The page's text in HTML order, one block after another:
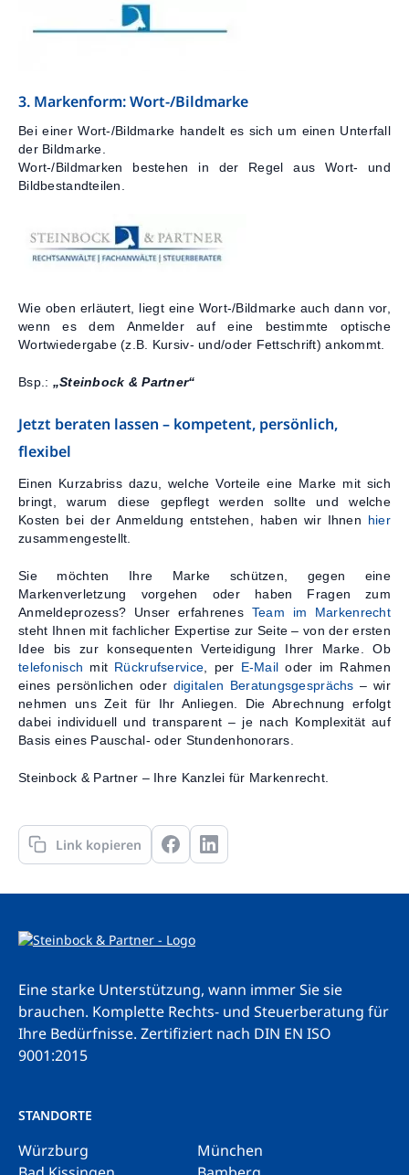
3. Markenform: Wort-/Bildmarke
Bei einer Wort-/Bildmarke handelt es sich um einen Unterfall
der Bildmarke.
Wort-/Bildmarken bestehen in der Regel aus Wort- und
Bildbestandteilen.
Wie oben erläutert, liegt eine Wort-/Bildmarke auch dann vor,
wenn es dem Anmelder auf eine bestimmte optische
Wortwiedergabe (z.B. Kursiv- und/oder Fettschrift) ankommt.
Bsp.: „Steinbock & Partner“
Jetzt beraten lassen – kompetent, persönlich,
flexibel
Einen Kurzabriss dazu, welche Vorteile eine Marke mit sich
bringt, warum diese gepflegt werden sollte und welche
Kosten bei der Anmeldung entstehen, haben wir Ihnen hier
zusammengestellt.
Sie möchten Ihre Marke schützen, gegen eine
Markenverletzung vorgehen oder haben Fragen zum
Anmeldeprozess? Unser erfahrenes Team im Markenrecht
steht Ihnen mit fachlicher Expertise zur Seite – von der ersten
Idee bis zur konsequenten Verteidigung Ihrer Marke. Ob
telefonisch mit Rückrufservice , per E-Mail oder im Rahmen
eines persönlichen oder digitalen Beratungsgesprächs – wir
nehmen uns Zeit für Ihr Anliegen. Die Abrechnung erfolgt
dabei individuell und transparent – je nach Komplexität auf
Basis eines Pauschal- oder Stundenhonorars.
Steinbock & Partner – Ihre Kanzlei für Markenrecht.
Link kopieren
Eine starke Unterstützung, wann immer Sie sie
brauchen. Komplette Rechts- und Steuerberatung für
Ihre Bedürfnisse. Zertifiziert nach DIN EN ISO
9001:2015
STANDORTE
Würzburg
München